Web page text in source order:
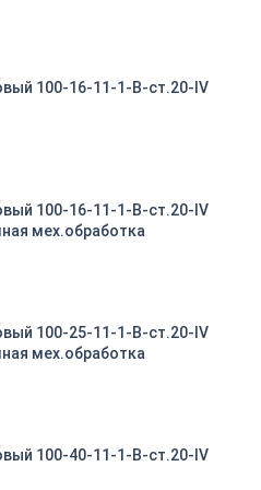
100-16-11-1-B-ст.20-IV
100-16-11-1-B-ст.20-IV
мех.обработка
100-25-11-1-B-ст.20-IV
мех.обработка
100-40-11-1-B-ст.20-IV